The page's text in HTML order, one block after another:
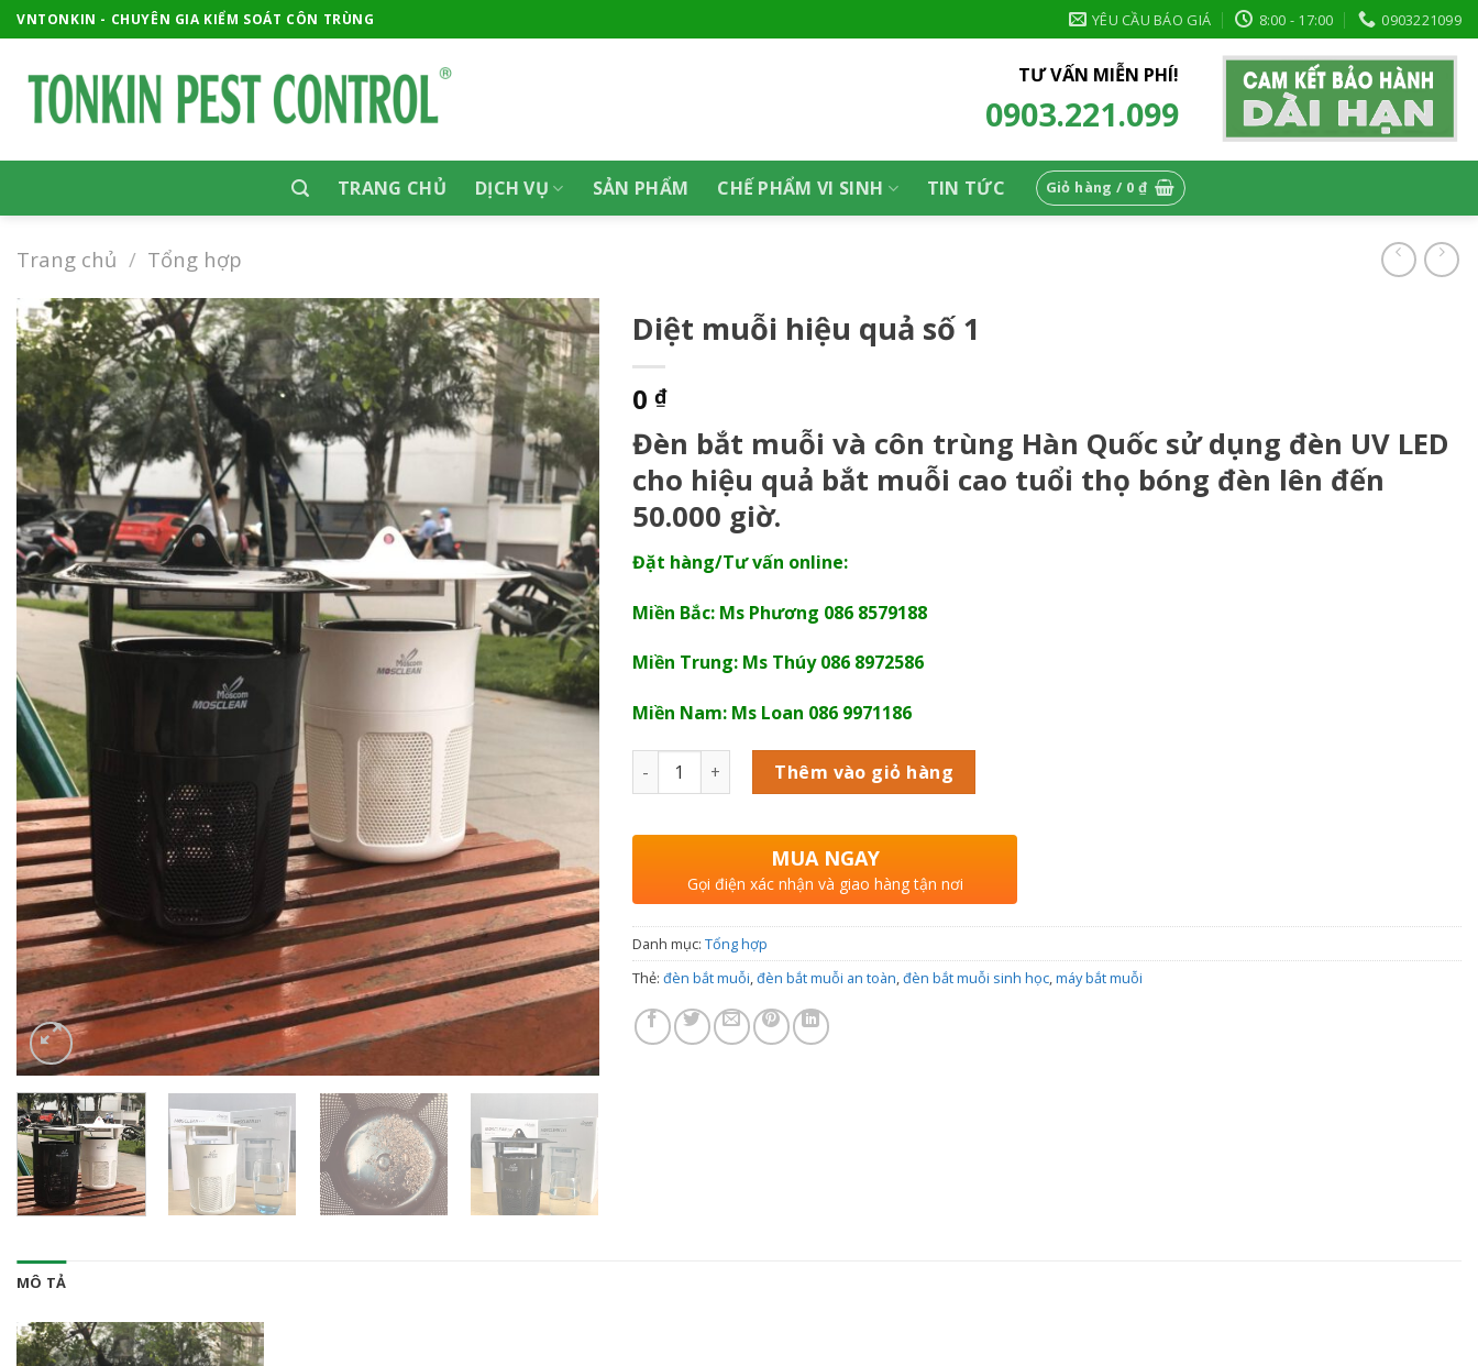
Skip
to
VNTONKIN - CHUYÊN GIA KIỂM SOÁT CÔN TRÙNG YÊU CẦU BÁO GIÁ 8:00 - 17:00 0903221099
TƯ VẤN MIỄN PHÍ!
0903.221.099
TRANG CHỦ DỊCH VỤ SẢN PHẨM CHẾ PHẨM VI SINH TIN TỨC Giỏ hàng / 0 ₫
Trang chủ / Tổng hợp
Diệt muỗi hiệu quả số 1
0 ₫
Đèn bắt muỗi và côn trùng Hàn Quốc sử dụng đèn UV LED
cho hiệu quả bắt muỗi cao tuổi thọ bóng đèn lên đến
50.000 giờ.
Đặt hàng/Tư vấn online:
Miền Bắc: Ms Phương 086 8579188
Miền Trung: Ms Thúy 086 8972586
Miền Nam: Ms Loan 086 9971186
Số lượng Thêm vào giỏ hàng
MUA NGAY
Gọi điện xác nhận và giao hàng tận nơi
Danh mục: Tổng hợp
Thẻ: đèn bắt muỗi,đèn bắt muỗi an toàn,đèn bắt muỗi sinh học,máy bắt muỗi
MÔ TẢ